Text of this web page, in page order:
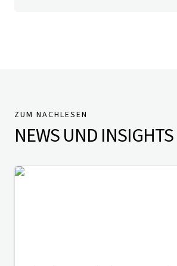
ZUM NACHLESEN
NEWS UND INSIGHTS